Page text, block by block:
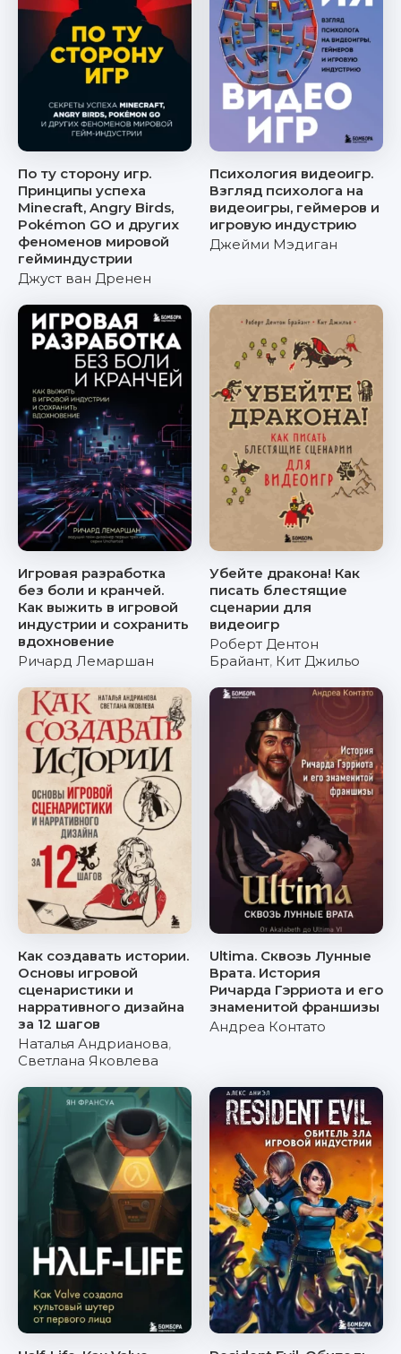
По ту сторону игр.
Принципы успеха
Minecraft, Angry Birds,
Pokémon GO и других
феноменов мировой
гейминдустрии
Джуст ван Дренен
Психология видеоигр.
Взгляд психолога на
видеоигры, геймеров и
игровую индустрию
Джейми Мэдиган
Игровая разработка
без боли и кранчей.
Как выжить в игровой
индустрии и сохранить
вдохновение
Ричард Лемаршан
Убейте дракона! Как
писать блестящие
сценарии для
видеоигр
Роберт Дентон
Брайант, Кит Джильо
Как создавать истории.
Основы игровой
сценаристики и
нарративного дизайна
за 12 шагов
Наталья Андрианова,
Светлана Яковлева
Ultima. Сквозь Лунные
Врата. История
Ричарда Гэрриота и его
знаменитой франшизы
Андреа Контато